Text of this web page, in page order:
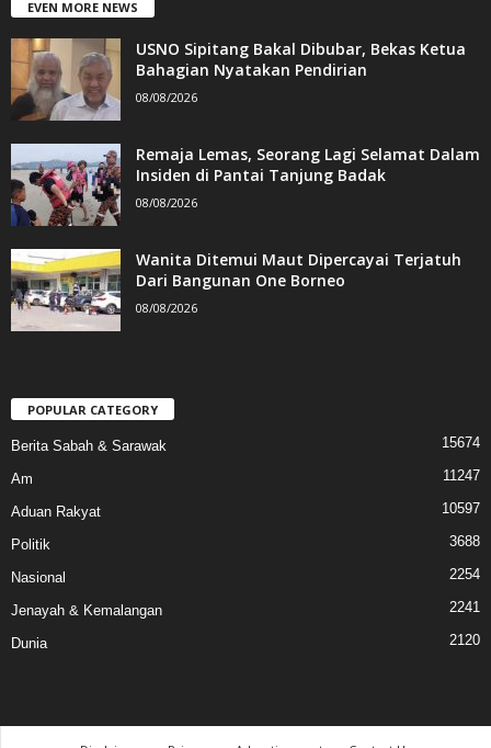
EVEN MORE NEWS
USNO Sipitang Bakal Dibubar, Bekas Ketua
Bahagian Nyatakan Pendirian
08/08/2026
Remaja Lemas, Seorang Lagi Selamat Dalam
Insiden di Pantai Tanjung Badak
08/08/2026
Wanita Ditemui Maut Dipercayai Terjatuh
Dari Bangunan One Borneo
08/08/2026
POPULAR CATEGORY
Berita Sabah & Sarawak 15674
Am 11247
Aduan Rakyat 10597
Politik 3688
Nasional 2254
Jenayah & Kemalangan 2241
Dunia 2120